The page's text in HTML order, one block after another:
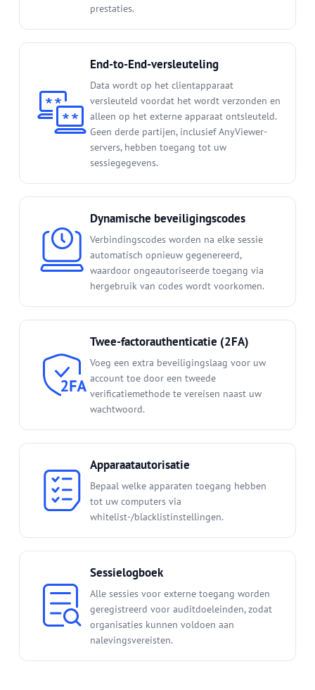
prestaties.
End-to-End-versleuteling
Data wordt op het clientapparaat
versleuteld voordat het wordt verzonden en
alleen op het externe apparaat ontsleuteld.
Geen derde partijen, inclusief AnyViewer-
servers, hebben toegang tot uw
sessiegegevens.
Dynamische beveiligingscodes
Verbindingscodes worden na elke sessie
automatisch opnieuw gegenereerd,
waardoor ongeautoriseerde toegang via
hergebruik van codes wordt voorkomen.
Twee-factorauthenticatie (2FA)
Voeg een extra beveiligingslaag voor uw
account toe door een tweede
verificatiemethode te vereisen naast uw
wachtwoord.
Apparaatautorisatie
Bepaal welke apparaten toegang hebben
tot uw computers via
whitelist-/blacklistinstellingen.
Sessielogboek
Alle sessies voor externe toegang worden
geregistreerd voor auditdoeleinden, zodat
organisaties kunnen voldoen aan
nalevingsvereisten.